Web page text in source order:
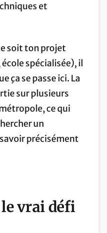
et
soit ton projet
spécialisée), il
ça se passe ici. La
sur plusieurs
ce qui
un
précisément
vrai défi